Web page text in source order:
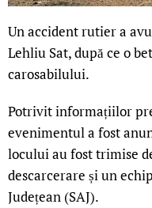
Un accident rutier a
Lehliu Sat, după ce o
carosabilului.
Potrivit informațiilor
evenimentul a fost
locului au fost trimise
descarcerare și un
Județean (SAJ).